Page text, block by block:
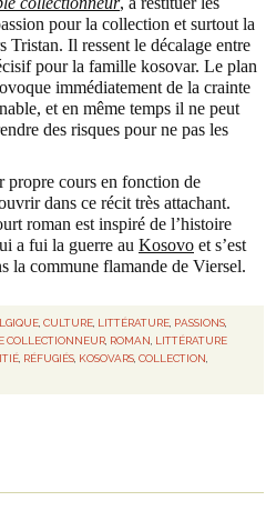
pour la collection et surtout la
Tristan. Il ressent le décalage entre
pour la famille kosovar. Le plan
immédiatement de la crainte
et en même temps il ne peut
des risques pour ne pas les
cours en fonction de
dans ce récit très attachant.
roman est inspiré de l’histoire
a fui la guerre au Kosovo et s’est
la commune flamande de Viersel.
, CULTURE, LITTÉRATURE, PASSIONS,
COLLECTIONNEUR ROMAN LITTÉRATURE
RÉFUGIÉS KOSOVARS ,COLLECTION